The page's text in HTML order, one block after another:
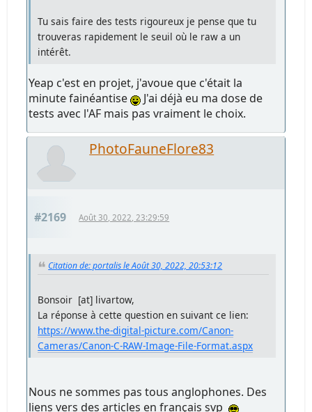
Tu sais faire des tests rigoureux je pense que tu
trouveras rapidement le seuil où le raw a un
intérêt.
Yeap c'est en projet, j'avoue que c'était la
minute fainéantise
J'ai déjà eu ma dose de
tests avec l'AF mais pas vraiment le choix.
PhotoFauneFlore83
#2169 Août 30, 2022, 23:29:59
Citation de: portalis le Août 30, 2022, 20:53:12
Bonsoir [at] livartow,
La réponse à cette question en suivant ce lien:
https://www.the-digital-picture.com/Canon-
Cameras/Canon-C-RAW-Image-File-Format.aspx
Nous ne sommes pas tous anglophones. Des
liens vers des articles en français svp